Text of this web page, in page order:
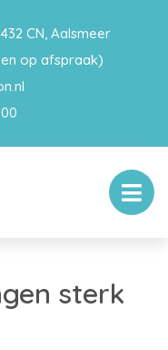
CN, Aalsmeer
op afspraak)
sterk